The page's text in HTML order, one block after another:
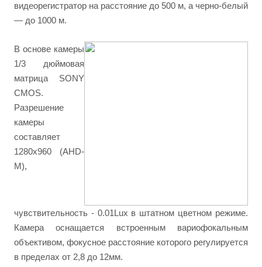
видеорегистратор на расстояние до 500 м, а черно-белый
— до 1000 м.
В основе камеры
1/3 дюймовая
матрица SONY
CMOS.
Разрешение
камеры
составляет
1280x960 (AHD-
M),
чувствительность - 0.01Lux в штатном цветном режиме.
Камера оснащается встроенным вариофокальным
объективом, фокусное расстояние которого регулируется
в пределах от 2,8 до 12мм.